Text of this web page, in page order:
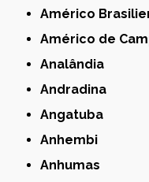
Américo
Américo de
Analândia
Andradina
Angatuba
Anhembi
Anhumas